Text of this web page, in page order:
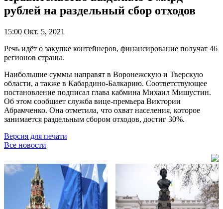
рублей на раздельный сбор отходов
15:00 Окт. 5, 2021
Речь идёт о закупке контейнеров, финансирование получат 46
регионов страны.
Наибольшие суммы направят в Воронежскую и Тверскую
области, а также в Кабардино-Балкарию. Соответствующее
постановление подписал глава кабмина Михаил Мишустин.
Об этом сообщает служба вице-премьера Виктории
Абрамченко. Она отметила, что охват населения, которое
занимается раздельным сбором отходов, достиг 30%.
Версия для печати
Все новости